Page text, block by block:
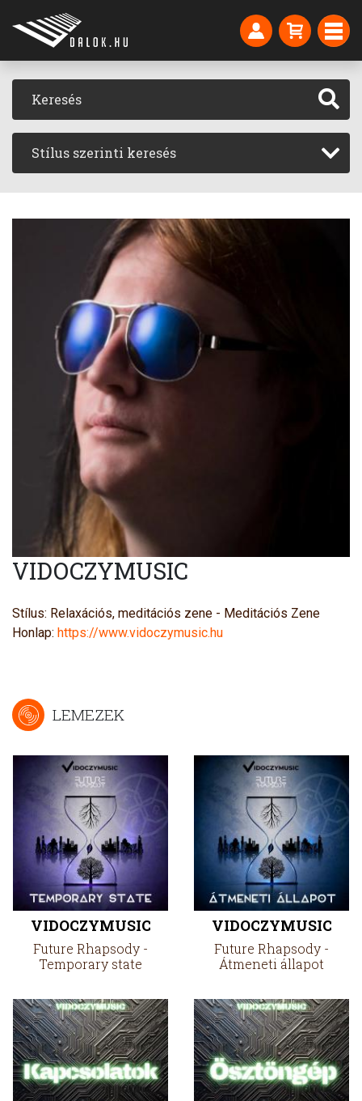
Stílus szerinti keresés
VIDOCZYMUSIC
Stílus: Relaxációs, meditációs zene - Meditációs Zene
Honlap: https://www.vidoczymusic.hu
LEMEZEK
VIDOCZYMUSIC
Future Rhapsody -
Temporary state
VIDOCZYMUSIC
Future Rhapsody -
Átmeneti állapot